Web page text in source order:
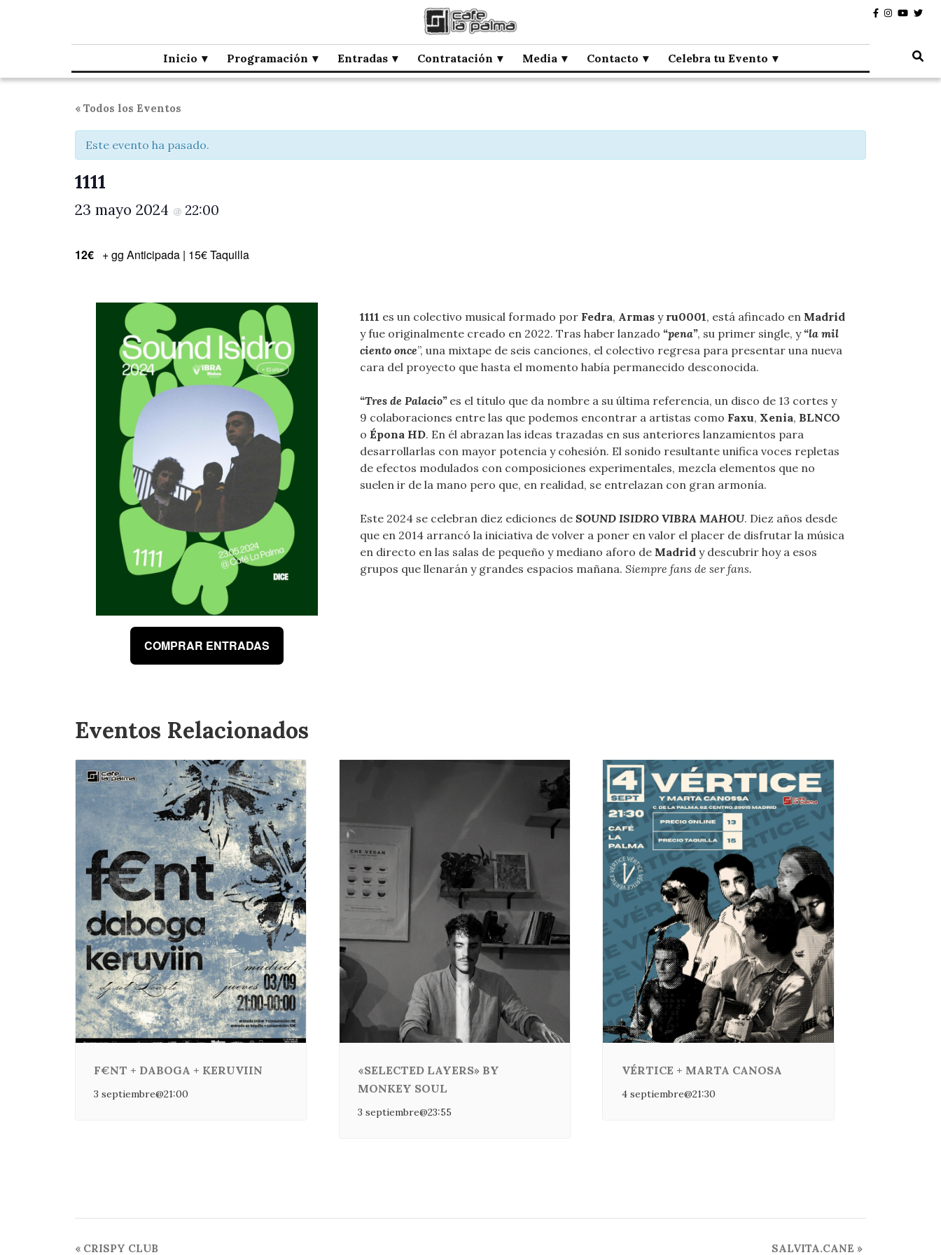
Café la Palma
Programando música en directo en Madrid, desde 1995.
Inicio Programación Entradas Contratación Media Contacto Celebra tu Evento
« Todos los Eventos
Este evento ha pasado.
1111
23 mayo 2024 @ 22:00
12€ + gg Anticipada | 15€ Taquilla
COMPRAR ENTRADAS
1111 es un colectivo musical formado por Fedra, Armas y ru0001, está afincado en Madrid
y fue originalmente creado en 2022. Tras haber lanzado “pena”, su primer single, y“la mil
ciento once”, una mixtape de seis canciones, el colectivo regresa para presentar una nueva
cara del proyecto que hasta el momento había permanecido desconocida.
“Tres de Palacio” es el título que da nombre a su última referencia, un disco de 13 cortes y
9 colaboraciones entre las que podemos encontrar a artistas como Faxu, Xenia, BLNCO
o Épona HD. En él abrazan las ideas trazadas en sus anteriores lanzamientos para
desarrollarlas con mayor potencia y cohesión. El sonido resultante unifica voces repletas
de efectos modulados con composiciones experimentales, mezcla elementos que no
suelen ir de la mano pero que, en realidad, se entrelazan con gran armonía.
Este 2024 se celebran diez ediciones de SOUND ISIDRO VIBRA MAHOU. Diez años desde
que en 2014 arrancó la iniciativa de volver a poner en valor el placer de disfrutar la música
en directo en las salas de pequeño y mediano aforo de Madrid y descubrir hoy a esos
grupos que llenarán y grandes espacios mañana. Siempre fans de ser fans.
Eventos Relacionados
F€NT + DABOGA + KERUVIIN
3 septiembre@21:00
«SELECTED LAYERS» BY
MONKEY SOUL
3 septiembre@23:55
VÉRTICE + MARTA CANOSA
4 septiembre@21:30
Navegación
« CRISPY CLUB SALVITA.CANE »